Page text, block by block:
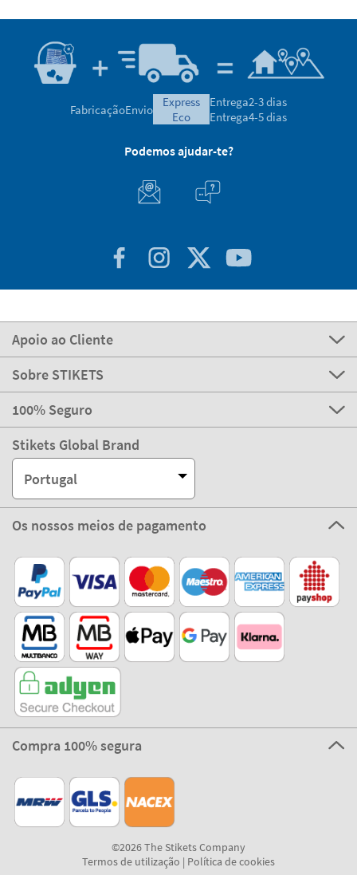
FabricaçãoEnvio
express
eco
Entrega2-3 dias
Entrega4-5 dias
Podemos ajudar-te?
Apoio ao Cliente
Sobre STIKETS
100% Seguro
Stikets Global Brand
Portugal
Os nossos meios de pagamento
Compra 100% segura
©2026 The Stikets Company
Termos de utilização | Política de cookies